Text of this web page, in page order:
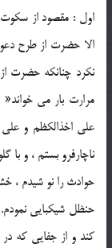
اول : مقصود از
الا حضرت از طرح
نكرد چنانكه حضرت
مرارت بار مي
ناچارفرو بستم ، و
حوادث را نو شيدم ،
حنظل شيكبايي
كند و از جفايي كه